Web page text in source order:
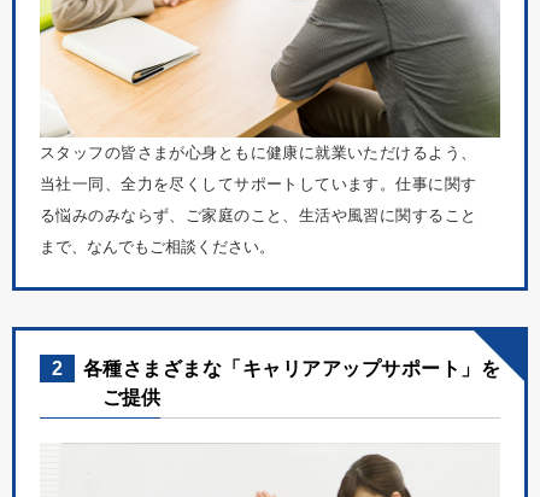
スタッフの皆さまが心身ともに健康に就業いただけるよう、
当社一同、全力を尽くしてサポートしています。仕事に関す
る悩みのみならず、ご家庭のこと、生活や風習に関すること
まで、なんでもご相談ください。
2
各種さまざまな「キャリアアップサポート」を
ご提供